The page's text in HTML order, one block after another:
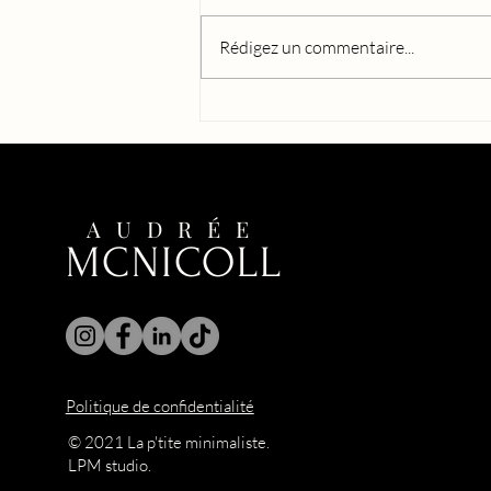
Rédigez un commentaire...
MCNICOLL
AUDRÉE
Politique de confidentialité
© 2021 La p'tite minimaliste.
LPM studio.